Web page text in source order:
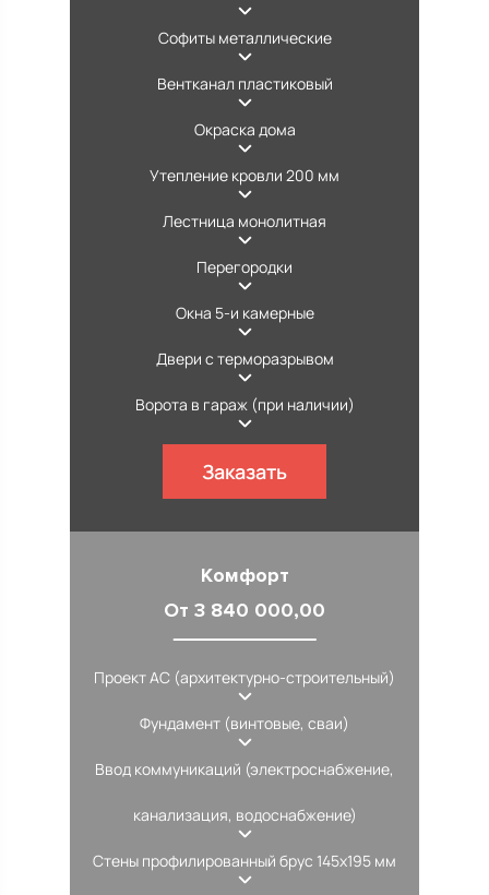
Софиты металлические
Вентканал пластиковый
Окраска дома
Утепление кровли 200 мм
Лестница монолитная
Перегородки
Окна 5-и камерные
Двери с терморазрывом
Ворота в гараж (при наличии)
Заказать
Комфорт
От 3 840 000,00
Проект АС (архитектурно-строительный)
Фундамент (винтовые, сваи)
Ввод коммуникаций (электроснабжение,
канализация, водоснабжение)
Стены профилированный брус 145х195 мм